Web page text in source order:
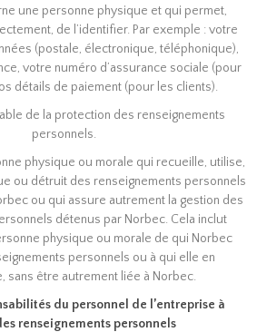
une personne physique et qui permet,
de l’identifier. Par exemple : votre
(postale, électronique, téléphonique),
votre numéro d’assurance sociale (pour
détails de paiement (pour les clients).
de la protection des renseignements
personnels.
physique ou morale qui recueille, utilise,
ou détruit des renseignements personnels
ou qui assure autrement la gestion des
détenus par Norbec. Cela inclut
physique ou morale de qui Norbec
personnels ou à qui elle en
sans être autrement liée à Norbec.
du personnel de l’entreprise à
renseignements personnels